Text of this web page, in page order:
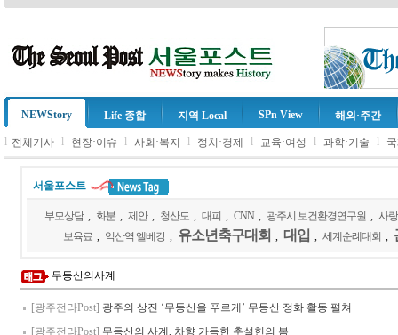
NEWStory Life 종합 지역 Local SPn View 해외·주간
l 전체기사 l 현장·이슈 l 사회·복지 l 정치·경제 l 교육·여성 l 과학·기술 l
서울포스트
부모상담 화분 제안 청산도 대피 CNN 광주시 보건환경연구원
사
보육료
익산역 엘베강 유소년축구대회 대입 세계순례대회
무등산의사계
[광주전라Post] 광주의 상진 ‘무등산을 푸르게’ 무등산 정화 활동 펼쳐
[광주전라Post] 무등산의 사계, 차향 가득한 춘설헌의 봄